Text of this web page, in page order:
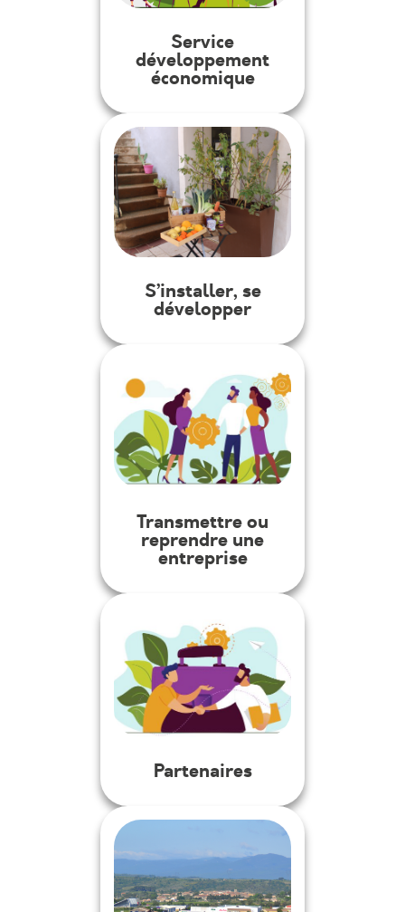
Service
développement
économique
S’installer, se
développer
Transmettre ou
reprendre une
entreprise
Partenaires